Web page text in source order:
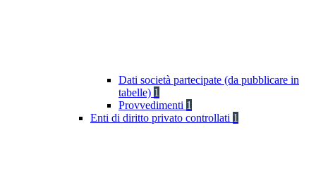
Dati società partecipate (da pubblicare in
tabelle) 1
Provvedimenti 1
Enti di diritto privato controllati 1